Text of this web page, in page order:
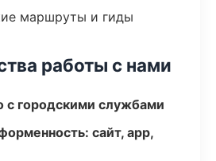
маршруты и гиды
работы с нами
с городскими службами
сайт, app,